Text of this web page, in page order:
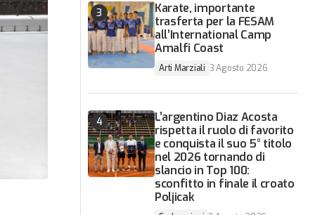
Karate, importante
trasferta per la FESAM
all’International Camp
Amalfi Coast
Arti Marziali 3 Agosto 2026
L’argentino Diaz Acosta
rispetta il ruolo di favorito
e conquista il suo 5° titolo
nel 2026 tornando di
slancio in Top 100:
sconfitto in finale il croato
Poljicak